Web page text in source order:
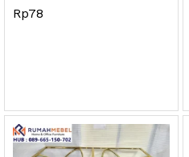
Rp78